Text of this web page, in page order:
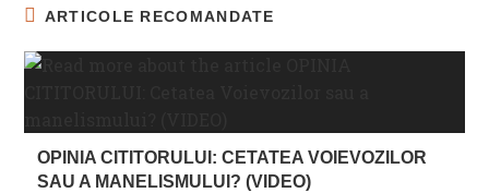
ARTICOLE RECOMANDATE
OPINIA CITITORULUI: CETATEA VOIEVOZILOR
SAU A MANELISMULUI? (VIDEO)